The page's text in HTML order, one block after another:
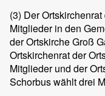
(3) Der
Mitglieder in den
der Ortskirche Groß
Ortskirchenrat der
Mitglieder und der
Schorbus wählt drei